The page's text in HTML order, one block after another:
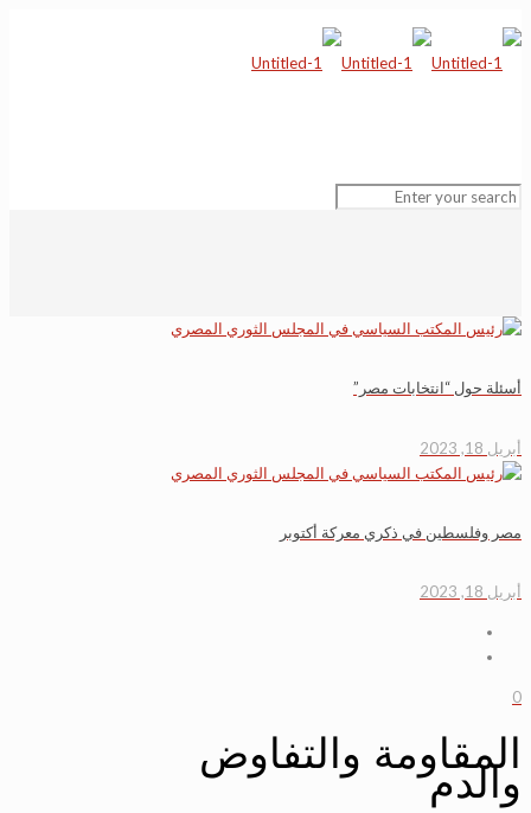
أسئلة حول “انتخابات مصر”
أبريل 18, 2023
مصر وفلسطين في ذكري معركة أكتوبر
أبريل 18, 2023
0
المقاومة والتفاوض
والدم